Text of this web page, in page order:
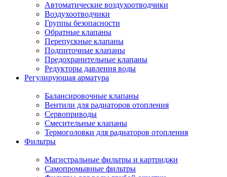
Автоматические воздухоотводчики
Воздухоотводчики
Группы безопасности
Обратные клапаны
Перепускные клапаны
Подпиточные клапаны
Предохранительные клапаны
Редукторы давления воды
Регулирующая арматура
Балансировочные клапаны
Вентили для радиаторов отопления
Сервоприводы
Смесительные клапаны
Термоголовки для радиаторов отопления
Фильтры
Магистральные фильтры и картриджи
Самопромывные фильтры